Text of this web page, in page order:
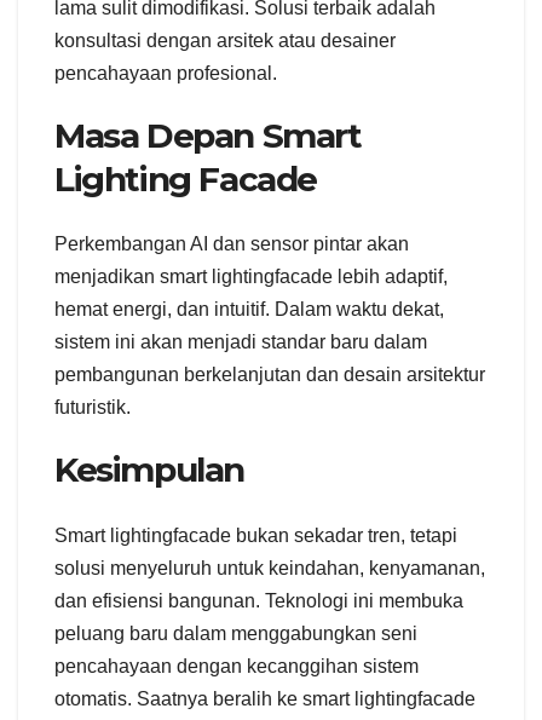
lama sulit dimodifikasi. Solusi terbaik adalah
konsultasi dengan arsitek atau desainer
pencahayaan profesional.
Masa Depan Smart
Lighting Facade
Perkembangan AI dan sensor pintar akan
menjadikan smart lightingfacade lebih adaptif,
hemat energi, dan intuitif. Dalam waktu dekat,
sistem ini akan menjadi standar baru dalam
pembangunan berkelanjutan dan desain arsitektur
futuristik.
Kesimpulan
Smart lightingfacade bukan sekadar tren, tetapi
solusi menyeluruh untuk keindahan, kenyamanan,
dan efisiensi bangunan. Teknologi ini membuka
peluang baru dalam menggabungkan seni
pencahayaan dengan kecanggihan sistem
otomatis. Saatnya beralih ke smart lightingfacade